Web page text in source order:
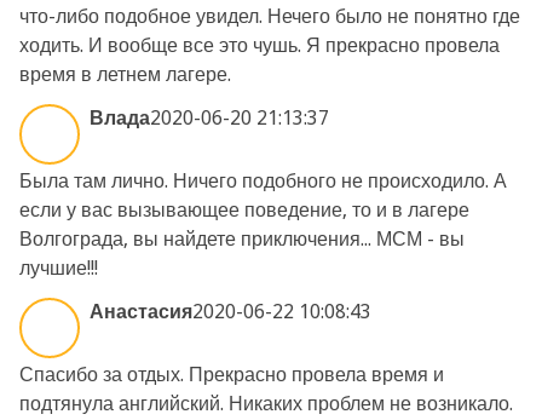
что-либо подобное увидел. Нечего было не понятно где
ходить. И вообще все это чушь. Я прекрасно провела
время в летнем лагере.
Влада2020-06-20 21:13:37
Была там лично. Ничего подобного не происходило. А
если у вас вызывающее поведение, то и в лагере
Волгограда, вы найдете приключения... МСМ - вы
лучшие!!!
Анастасия2020-06-22 10:08:43
Спасибо за отдых. Прекрасно провела время и
подтянула английский. Никаких проблем не возникало.